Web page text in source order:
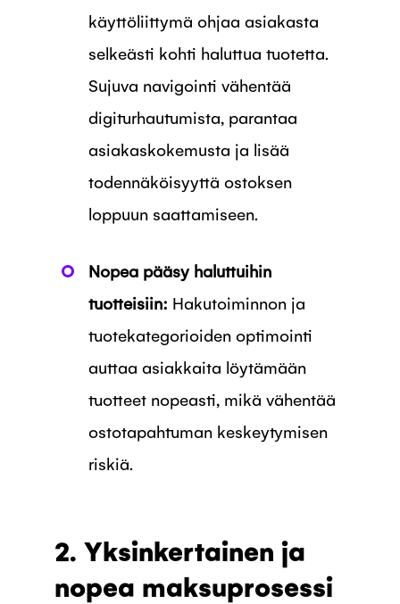
käyttöliittymä ohjaa asiakasta
selkeästi kohti haluttua tuotetta.
Sujuva navigointi vähentää
digiturhautumista, parantaa
asiakaskokemusta ja lisää
todennäköisyyttä ostoksen
loppuun saattamiseen.
Nopea pääsy haluttuihin
tuotteisiin: Hakutoiminnon ja
tuotekategorioiden optimointi
auttaa asiakkaita löytämään
tuotteet nopeasti, mikä vähentää
ostotapahtuman keskeytymisen
riskiä.
2. Yksinkertainen ja
nopea maksuprosessi